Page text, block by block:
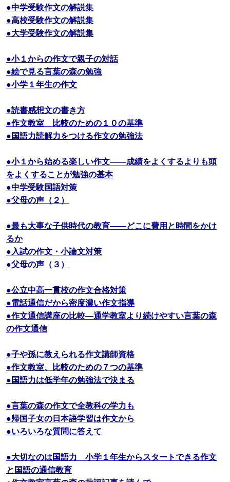
●中学受験作文の解説集
●高校受験作文の解説集
●大学受験作文の解説集
●小１からの作文で親子の対話
●絵で見る言葉の森の勉強
●小学１年生の作文
●読書感想文の書き方
●作文教室 比較のための１０の基準
●国語力読解力をつける作文の勉強法
●小１から始める楽しい作文――成績をよくするよりも頭
をよくすることが勉強の基本
●中学受験国語対策
●父母の声（２）
●最も大事な子供時代の教育――どこに費用と時間をかけ
るか
●入試の作文・小論文対策
●父母の声（３）
●公立中高一貫校の作文合格対策
●電話通信だから密度濃い作文指導
●作文通信講座の比較―通学教室より続けやすい言葉の森
の作文通信
●子や孫に教えられる作文講師資格
●作文教室、比較のための７つの基準
●国語力は低学年の勉強法で決まる
●言葉の森の作文で全教科の学力も
●帰国子女の日本語学習は作文から
●いろいろな質問に答えて
●大切なのは国語力 小学１年生からスタートできる作文
と国語の通信教育